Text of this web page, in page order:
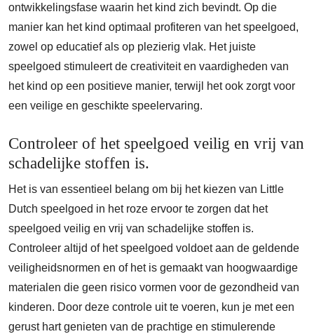
ontwikkelingsfase waarin het kind zich bevindt. Op die
manier kan het kind optimaal profiteren van het speelgoed,
zowel op educatief als op plezierig vlak. Het juiste
speelgoed stimuleert de creativiteit en vaardigheden van
het kind op een positieve manier, terwijl het ook zorgt voor
een veilige en geschikte speelervaring.
Controleer of het speelgoed veilig en vrij van
schadelijke stoffen is.
Het is van essentieel belang om bij het kiezen van Little
Dutch speelgoed in het roze ervoor te zorgen dat het
speelgoed veilig en vrij van schadelijke stoffen is.
Controleer altijd of het speelgoed voldoet aan de geldende
veiligheidsnormen en of het is gemaakt van hoogwaardige
materialen die geen risico vormen voor de gezondheid van
kinderen. Door deze controle uit te voeren, kun je met een
gerust hart genieten van de prachtige en stimulerende